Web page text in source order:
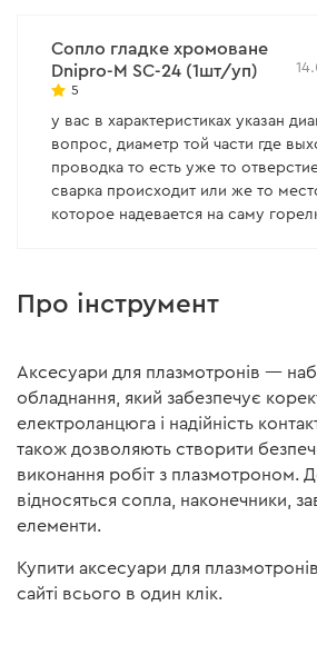
Сопло гладке хромоване
Dnipro-M SC-24 (1шт/уп)
5
у вас в характеристиках указан
вопрос, диаметр той части где
проводка то есть уже то
сварка происходит или же то
которое надевается на саму
Про інструмент
Аксесуари для плазмотронів —
обладнання, який забезпечує
електроланцюга і надійність
також дозволяють створити
виконання робіт з плазмотроном.
відносяться сопла, наконечники,
елементи.
Купити аксесуари для
сайті всього в один клік.